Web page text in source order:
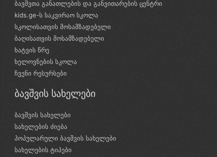
ბავშვთა განათლების და განვითარების ცენტრი
kids.ge-ს საკვირაო სკოლა
სკოლისათვის მოსამზადებელი
ბაღისათვის მოსამზადებელი
ხატვის წრე
ხელოვნების სკოლა
ჩვენი რესურსები
ბავშვის სახელები
ბავშვის სახელები
სახელების ძიება
პოპულარული ბავშვის სახელები
სახელების ტიპები